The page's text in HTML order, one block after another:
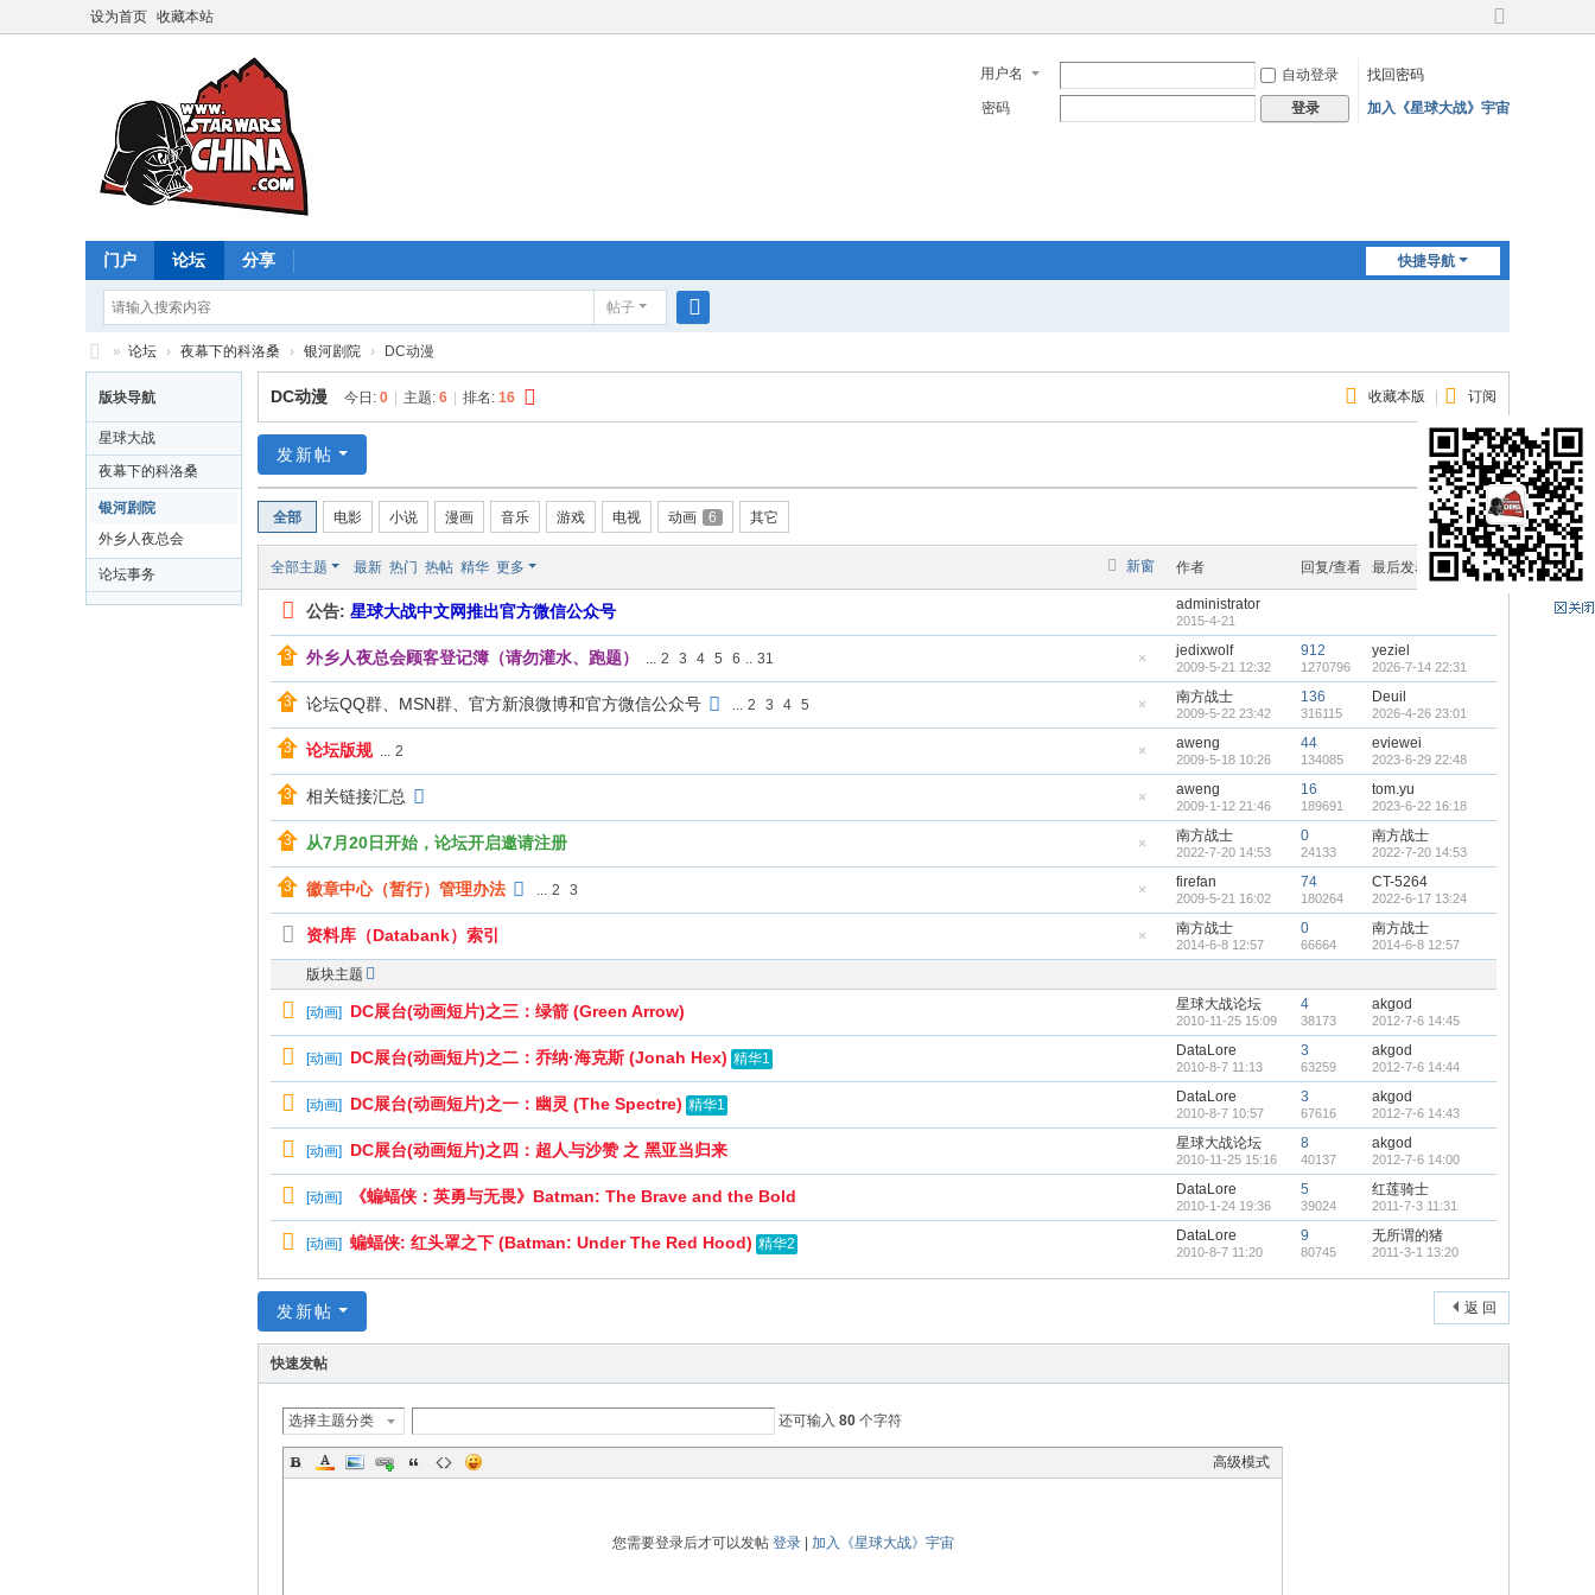
设为首页 收藏本站
切
宽
用户名 自动登录
找回密码
密码
登录 加入《星球大战》宇宙
快捷导航
门户 论坛 分享
帖子
索
星
球
大
战
文
网
» 论坛 › 夜幕下的科洛桑 › 银河剧院 › DC动漫
版块导航
星球大战
夜幕下的科洛桑
银河剧院
外乡人夜总会
论坛事务
收藏本版 订阅
DC动漫 今日: 0 主题: 6 排名: 16
返 回
发新帖
全部 电影 小说 漫画 音乐 游戏 电视 动画 6 其它
新窗
全部主题 最新 热门 热帖 精华 更多 作者 回复/查看 最后发表
公告: 星球大战中文网推出官方微信公众号 administrator
2015-4-21
藏
置
帖
外乡人夜总会顾客登记簿（请勿灌水、跑题） ... 2 3 4 5 6 .. 31 jedixwolf
2009-5-21 12:32
912
1270796
yeziel
2026-7-14 22:31
藏
置
帖
论坛QQ群、MSN群、官方新浪微博和官方微信公众号 ... 2 3 4 5 南方战士
2009-5-22 23:42
136
316115
Deuil
2026-4-26 23:01
藏
置
帖
论坛版规 ... 2 aweng
2009-5-18 10:26
44
134085
eviewei
2023-6-29 22:48
藏
置
帖
相关链接汇总 aweng
2009-1-12 21:46
16
189691
tom.yu
2023-6-22 16:18
藏
置
帖
从7月20日开始，论坛开启邀请注册 南方战士
2022-7-20 14:53
0
24133
南方战士
2022-7-20 14:53
藏
置
帖
徽章中心（暂行）管理办法 ... 2 3 firefan
2009-5-21 16:02
74
180264
CT-5264
2022-6-17 13:24
藏
顶
资料库（Databank）索引 南方战士
2014-6-8 12:57
0
66664
南方战士
2014-6-8 12:57
版块主题
[动画] DC展台(动画短片)之三：绿箭 (Green Arrow) 星球大战论坛
2010-11-25 15:09
4
38173
akgod
2012-7-6 14:45
[动画] DC展台(动画短片)之二：乔纳·海克斯 (Jonah Hex) 精华1
DataLore
2010-8-7 11:13
3
63259
akgod
2012-7-6 14:44
[动画] DC展台(动画短片)之一：幽灵 (The Spectre) 精华1
DataLore
2010-8-7 10:57
3
67616
akgod
2012-7-6 14:43
[动画] DC展台(动画短片)之四：超人与沙赞 之 黑亚当归来 星球大战论坛
2010-11-25 15:16
8
40137
akgod
2012-7-6 14:00
[动画] 《蝙蝠侠：英勇与无畏》Batman: The Brave and the Bold DataLore
2010-1-24 19:36
5
39024
红莲骑士
2011-7-3 11:31
[动画] 蝙蝠侠: 红头罩之下 (Batman: Under The Red Hood) 精华2
DataLore
2010-8-7 11:20
9
80745
无所谓的猪
2011-3-1 13:20
返 回
发新帖
快速发帖
选择主题分类 还可输入 80 个字符
高级模式
您需要登录后才可以发帖 登录| 加入《星球大战》宇宙